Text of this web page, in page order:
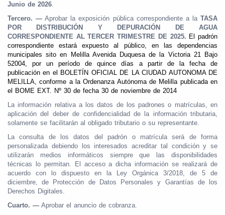
Junio de 2026.
Tercero. — Aprobar la exposición pública correspondiente a laTASA
POR DISTRIBUCIÓN Y DEPURACIÓN DE AGUA
CORRESPONDIENTE AL TERCER TRIMESTRE DE 2025. El padrón
correspondiente estará expuesto al público, en las dependencias
municipales sito en Melilla Avenida Duquesa de la Victoria 21 Bajo
52004, por un período de quince días a partir de la fecha de
publicación en el BOLETÍN OFICIAL DE LA CIUDAD AUTONOMA DE
MELILLA, conforme a la Ordenanza Autónoma de Melilla publicada en
el BOME EXT. Nº 30 de fecha 30 de noviembre de 2014
La información relativa a los datos de los padrones o matrículas, en
aplicación del deber de confidencialidad de la información tributaria,
solamente se facilitarán al obligado tributario o su representante.
La consulta de los datos del padrón o matrícula será de forma
personalizada debiendo los interesados acreditar tal condición y se
utilizarán medios informáticos siempre que las disponibilidades
técnicas lo permitan. El acceso a dicha información se realizará de
acuerdo con lo dispuesto en la Ley Orgánica 3/2018, de 5 de
diciembre, de Protección de Datos Personales y Garantías de los
Derechos Digitales.
Cuarto. — Aprobar el anuncio de cobranza.